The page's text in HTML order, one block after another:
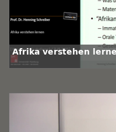
Afrika verstehen